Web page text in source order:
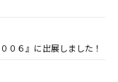
０６』に出展しました！